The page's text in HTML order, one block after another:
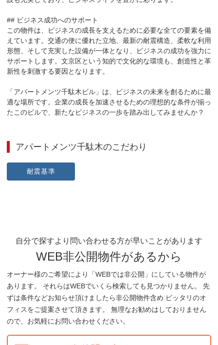
## ビジネス成功へのサポート
この物件は、ビジネスの成長を支えるために必要な全ての要素を備
えています。交通の便に優れた立地、最新の耐震構造、柔軟な利用
形態、そして充実した設備が一体となり、ビジネスの成功を強力に
サポートします。文京区という知的で文化的な環境も、創造性と革
新性を刺激する要因となります。
「アパートメンツ千駄木ビル」は、ビジネスの未来を創るために最
適な場所です。企業の成長を加速させるための理想的な条件が揃っ
たこのビルで、新たなビジネスの一歩を踏み出してみませんか？
アパートメンツ千駄木のこだわり
耐震基準
自分で探すより問い合わせる方が早いことがあります
WEB非公開物件があるから
オーナー様のご希望により「WEBでは非公開」にしている物件が
あります。 それらはWEBでいくら検索しても見つかりません。 先
ずは条件などお知らせ頂けましたら非公開物件含め ピッタリのオ
フィスをご提案させて頂きます。 無理なお勧めはしておりません
ので、お気軽にお問い合わせください。